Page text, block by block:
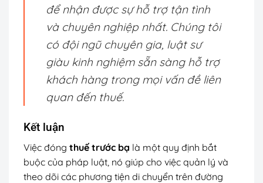
để nhận được sự hỗ trợ tận tình
và chuyên nghiệp nhất. Chúng tôi
có đội ngũ chuyên gia, luật sư
giàu kinh nghiệm sẵn sàng hỗ trợ
khách hàng trong mọi vấn đề liên
quan đến thuế.
Kết luận
Việc đóng thuế trước bạ là một quy định bắt
buộc của pháp luật, nó giúp cho việc quản lý và
theo dõi các phương tiện di chuyển trên đường